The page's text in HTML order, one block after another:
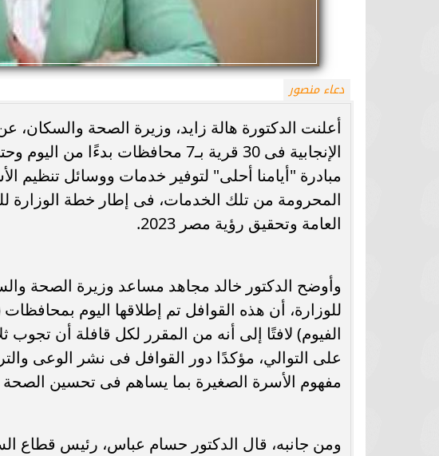
دعاء منصور
مبادرة "أيامنا أحلى" لتوفير خدمات ووسائل تنظيم
المحرومة من تلك الخدمات، فى إطار خطة الوزارة
العامة وتحقيق رؤية مصر 2023.
وأوضح الدكتور خالد مجاهد مساعد وزيرة الصحة
للوزارة، أن هذه القوافل تم إطلاقها اليوم بمحافظات
الفيوم) لافتًا إلى أنه من المقرر لكل قافلة أن تجوب
على التوالي، مؤكدًا دور القوافل فى نشر الوعى
مفهوم الأسرة الصغيرة بما يساهم فى تحسين الصحة
ومن جانبه، قال الدكتور حسام عباس، رئيس قطاع